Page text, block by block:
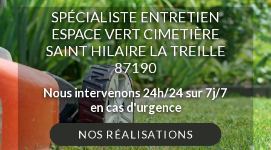
SPÉCIALISTE ENTRETIEN
ESPACE VERT CIMETIÈRE
SAINT HILAIRE LA TREILLE
87190
Nous intervenons 24h/24 sur 7j/7
en cas d'urgence
NOS RÉALISATIONS